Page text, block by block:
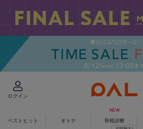
ログイン
ベストヒット オトナ 骨格診断